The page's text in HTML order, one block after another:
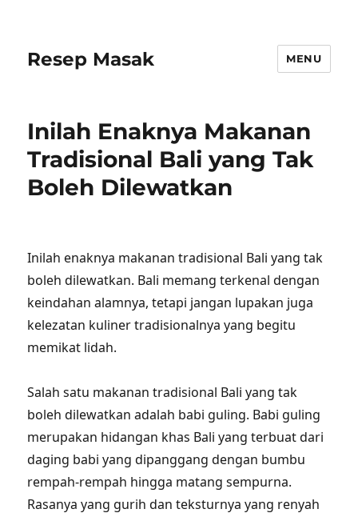
Resep Masak MENU
Inilah Enaknya Makanan
Tradisional Bali yang Tak
Boleh Dilewatkan
Inilah enaknya makanan tradisional Bali yang tak
boleh dilewatkan. Bali memang terkenal dengan
keindahan alamnya, tetapi jangan lupakan juga
kelezatan kuliner tradisionalnya yang begitu
memikat lidah.
Salah satu makanan tradisional Bali yang tak
boleh dilewatkan adalah babi guling. Babi guling
merupakan hidangan khas Bali yang terbuat dari
daging babi yang dipanggang dengan bumbu
rempah-rempah hingga matang sempurna.
Rasanya yang gurih dan teksturnya yang renyah